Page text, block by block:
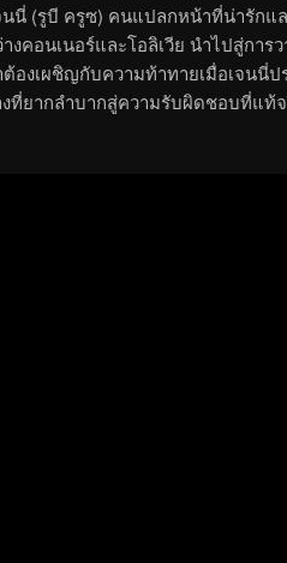
นนี่ (รูบี ครูซ) คนแปลกหน้าที่น่ารักแ
คอนเนอร์และโอลิเวีย นำไปสู่การ
องเผชิญกับความท้าทายเมื่อเจนนี่
งที่ยากลำบากสู่ความรับผิดชอบที่แท้